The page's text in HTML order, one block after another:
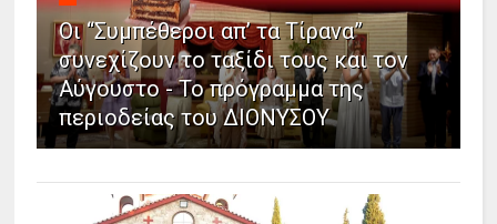
Οι “Συμπέθεροι απ’ τα Τίρανα”
συνεχίζουν το ταξίδι τους και τον
Αύγουστο - Το πρόγραμμα της
περιοδείας του ΔΙΟΝΥΣΟΥ